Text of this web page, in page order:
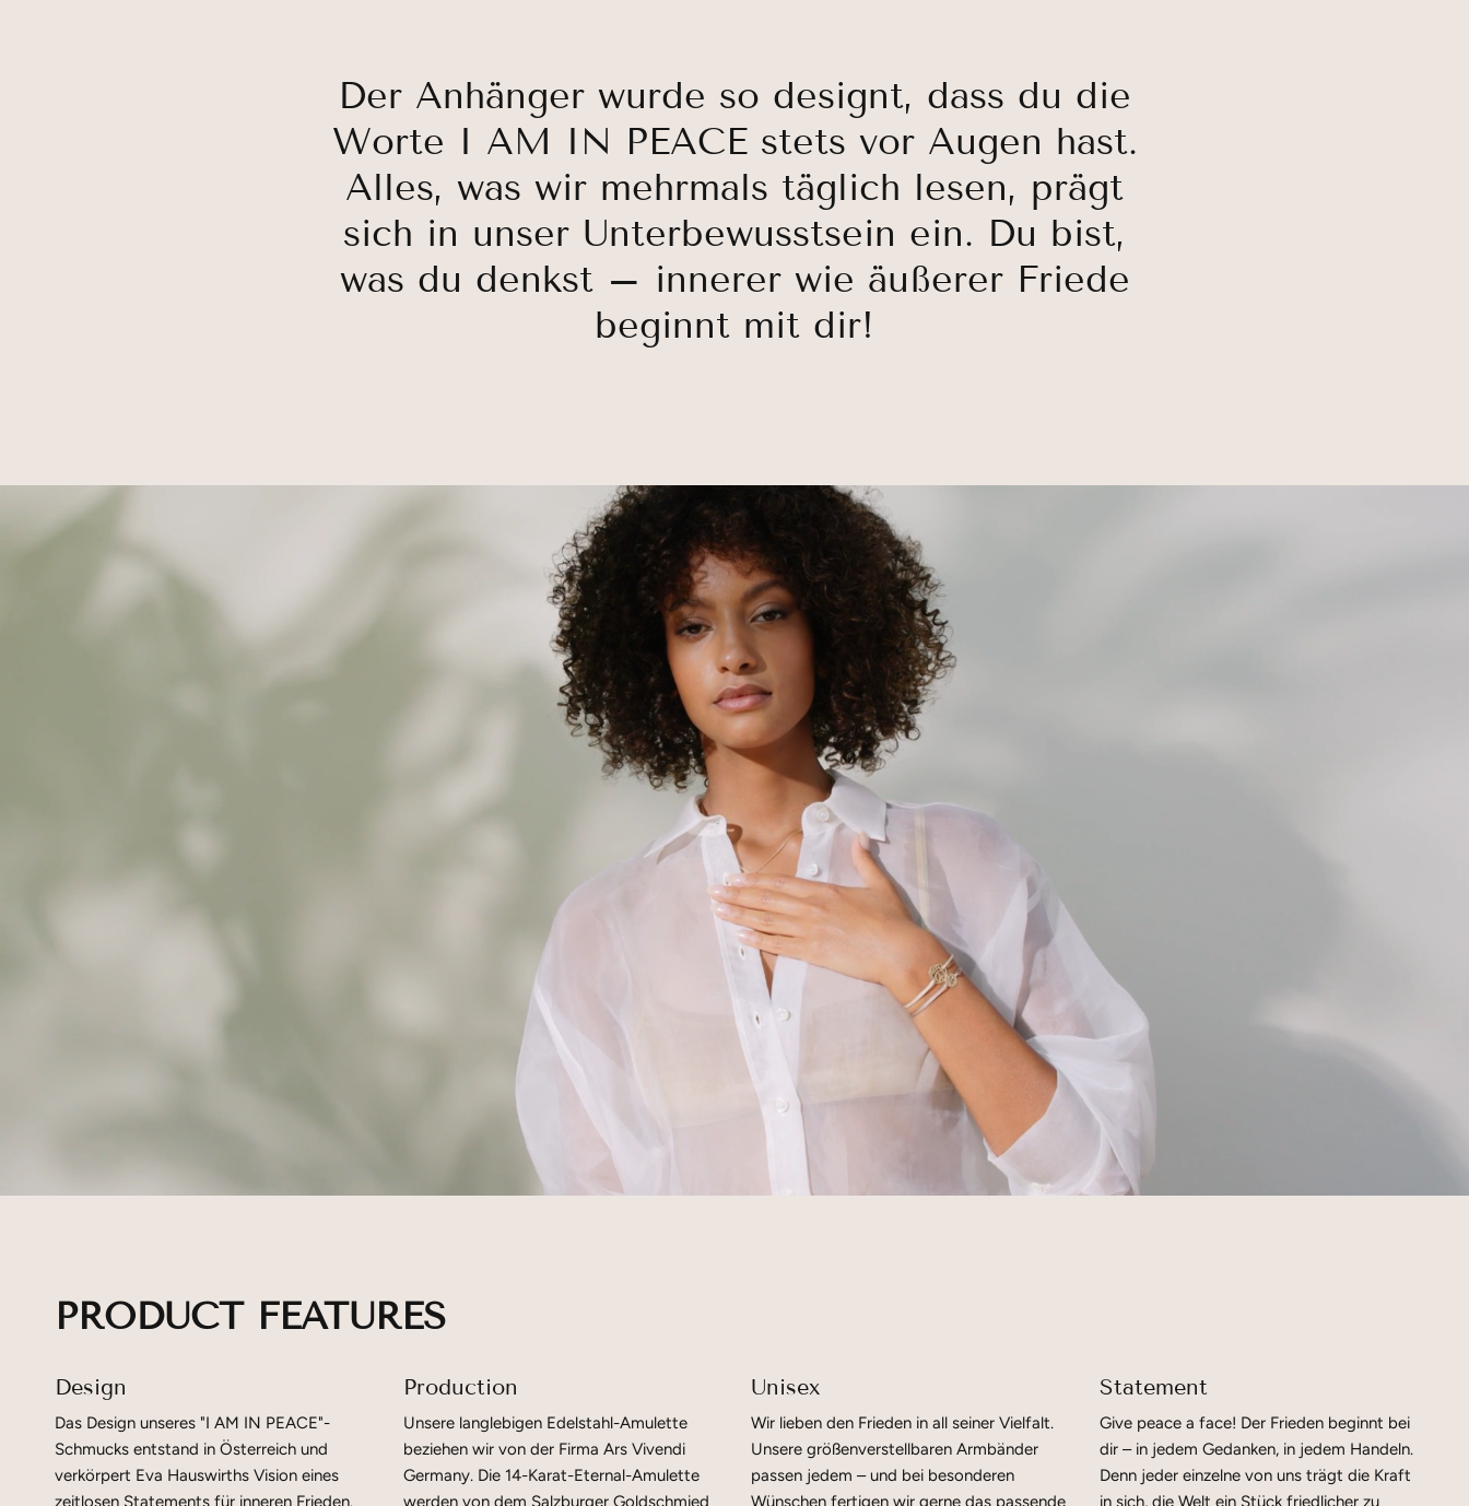
Der Anhänger wurde so designt, dass du die
Worte I AM IN PEACE stets vor Augen hast.
Alles, was wir mehrmals täglich lesen, prägt
sich in unser Unterbewusstsein ein. Du bist,
was du denkst – innerer wie äußerer Friede
beginnt mit dir!
PRODUCT FEATURES
Design
Das Design unseres "I AM IN PEACE"-
Schmucks entstand in Österreich und
verkörpert Eva Hauswirths Vision eines
zeitlosen Statements für inneren Frieden.
Production
Unsere langlebigen Edelstahl-Amulette
beziehen wir von der Firma Ars Vivendi
Germany. Die 14-Karat-Eternal-Amulette
werden von dem Salzburger Goldschmied
Unisex
Wir lieben den Frieden in all seiner Vielfalt.
Unsere größenverstellbaren Armbänder
passen jedem – und bei besonderen
Wünschen fertigen wir gerne das passende
Statement
Give peace a face! Der Frieden beginnt bei
dir – in jedem Gedanken, in jedem Handeln.
Denn jeder einzelne von uns trägt die Kraft
in sich, die Welt ein Stück friedlicher zu